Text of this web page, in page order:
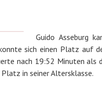
Guido Asseburg
sich einen Platz auf
nach 19:52 Minuten
in seiner Altersklasse.